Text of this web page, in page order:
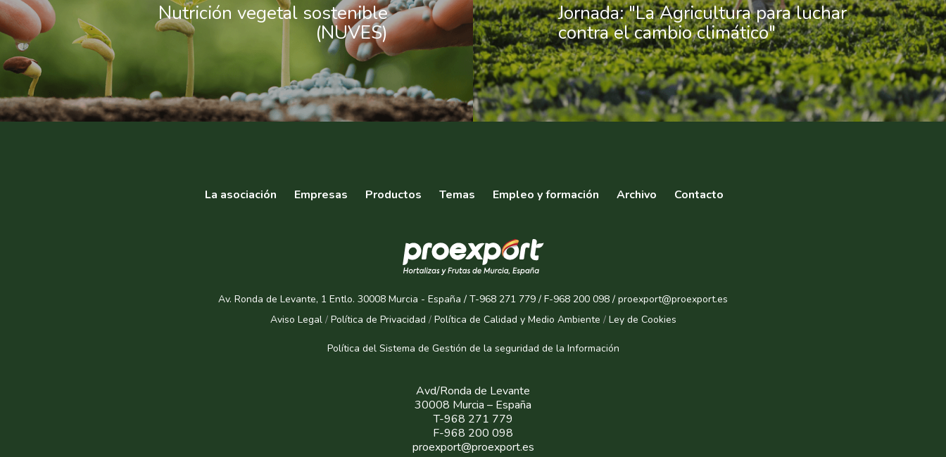
Nutrición vegetal sostenible
(NUVES)
Jornada: "La Agricultura para luchar
contra el cambio climático"
La asociación Empresas Productos Temas Empleo y formación Archivo Contacto
Av. Ronda de Levante, 1 Entlo. 30008 Murcia - España / T-968 271 779 / F-968 200 098 / proexport@proexport.es
Aviso Legal/ Política de Privacidad /Política de Calidad y Medio Ambiente / Ley de Cookies
Política del Sistema de Gestión de la seguridad de la Información
Avd/Ronda de Levante
30008 Murcia – España
T-968 271 779
F-968 200 098
proexport@proexport.es